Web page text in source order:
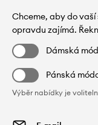
Chceme, aby do
opravdu zajímá.
Dámská
Pánská
Výběr nabídky je